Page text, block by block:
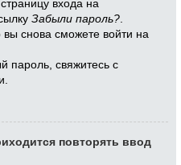
входа на
Забыли пароль?
снова сможете войти на
пароль, свяжитесь с
повторять ввод